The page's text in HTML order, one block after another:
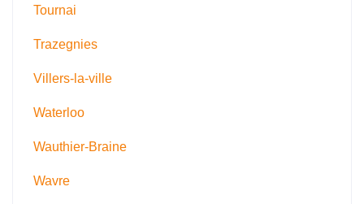
Tournai
Trazegnies
Villers-la-ville
Waterloo
Wauthier-Braine
Wavre